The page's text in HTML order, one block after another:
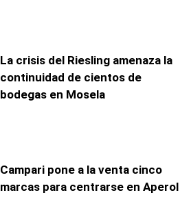
La crisis del Riesling amenaza la
continuidad de cientos de
bodegas en Mosela
Campari pone a la venta cinco
marcas para centrarse en Aperol